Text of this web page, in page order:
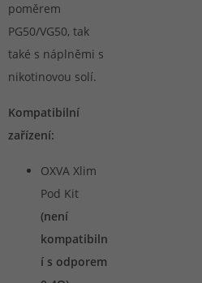
poměrem
PG50/VG50, tak
také s náplněmi s
nikotinovou solí.
Kompatibilní
zařízení:
OXVA Xlim
Pod Kit
(není
kompatibiln
í s odporem